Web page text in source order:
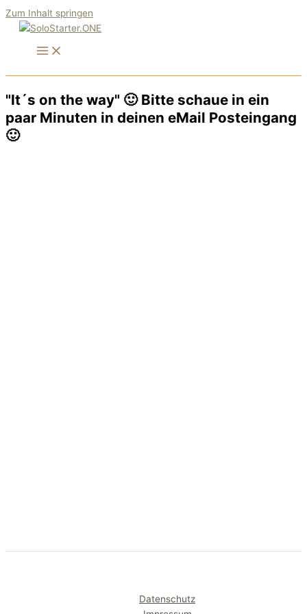
Zum Inhalt springen
"It´s on the way" 🙂 Bitte schaue in ein
paar Minuten in deinen eMail Posteingang
🙂
Datenschutz